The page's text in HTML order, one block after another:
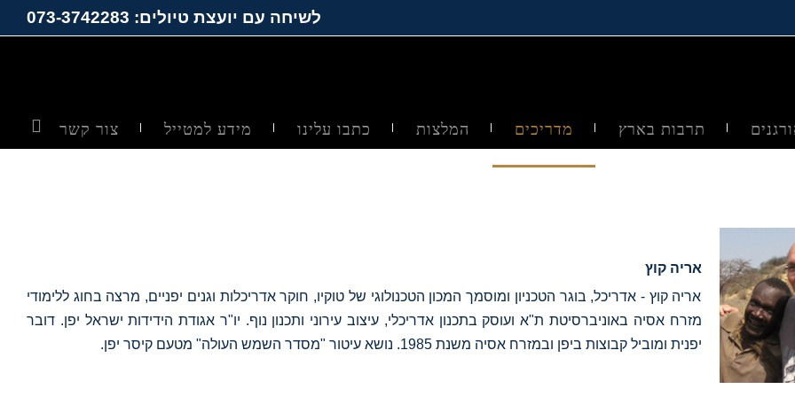
לשיחה עם יועצת טיולים: 073-3742283
תרבות בארץ מדריכים המלצות כתבו עלינו מידע למטייל צור קשר
אריה קוץ
אריה קוץ - אדריכל, בוגר הטכניון ומוסמך המכון הטכנולוגי של טוקיו, חוקר אדריכלות וגנים יפניים, מרצה בחוג ללימודי
מזרח אסיה באוניברסיטת ת"א ועוסק בתכנון אדריכלי, עיצוב עירוני ותכנון נוף. יו"ר אגודת הידידות ישראל יפן. דובר
יפנית ומוביל קבוצות ביפן ובמזרח אסיה משנת 1985. נושא עיטור "מסדר השמש העולה" מטעם קיסר יפן.